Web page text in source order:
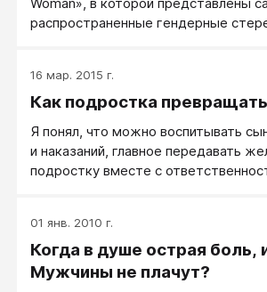
распространенные гендерные
восприятием мира. Эти
лаконичные картинки полезнее
особенности поведения мужчины в
ситуации, справа, в розовом
16 мар. 2015 г.
Как подростка
Я понял, что можно воспитывать
и наказаний, главное передавать
подростку вместе с
01 янв. 2010 г.
Когда в душе острая боль,
Мужчины не плачут?